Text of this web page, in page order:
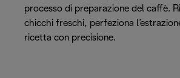
processo di preparazione del caffè.
chicchi freschi, perfeziona
ricetta con precisione.